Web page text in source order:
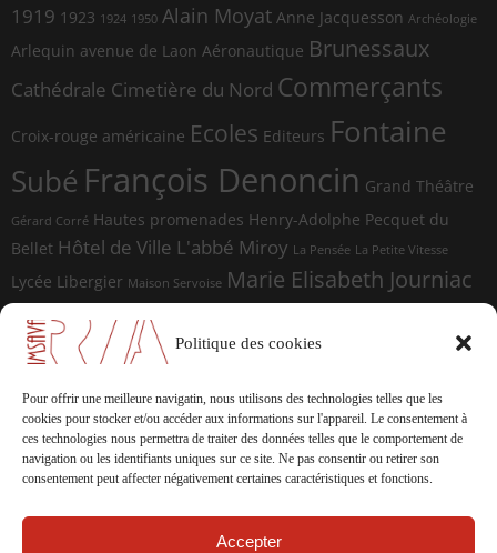
Politique des cookies
Pour offrir une meilleure navigatin, nous utilisons des technologies telles que les
cookies pour stocker et/ou accéder aux informations sur l'appareil. Le consentement à
ces technologies nous permettra de traiter des données telles que le comportement de
navigation ou les identifiants uniques sur ce site. Ne pas consentir ou retirer son
consentement peut affecter négativement certaines caractéristiques et fonctions.
Accepter
1919 1923 1924 1950 Alain Moyat Anne Jacquesson Archéologie
Arlequin avenue de Laon Aéronautique Brunessaux
Cathédrale Cimetière du Nord Commerçants
Croix-rouge américaine Ecoles Editeurs Fontaine
Subé François Denoncin Grand Théâtre
Gérard Corré Hautes promenades Henry-Adolphe Pecquet du
Bellet Hôtel de Ville L'abbé Miroy La Pensée La Petite Vitesse
Lycée Libergier Maison Servoise Marie Elisabeth Journiac
Marie Elisabeth Journiac Audigou
Photographes Place d'Erlon place du Forum
Rue de la
Magdeleine
Rue de Soissons Rue de Vesle Rue du Temple
Saint-MarceauxsculpturesThomas
Geffrelot théâtre Tranchées